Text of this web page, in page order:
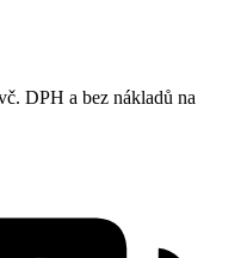
DPH a bez nákladů na